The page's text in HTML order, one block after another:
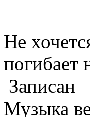
Не
Записан
Музыка